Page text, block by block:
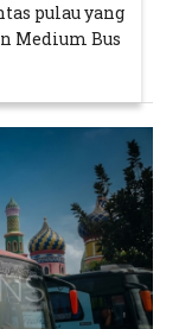
pulau yang
Medium Bus